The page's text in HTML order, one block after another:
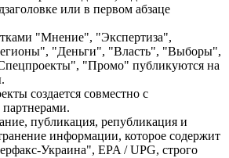
или в первом абзаце
"Мнение", "Экспертиза",
"Деньги", "Власть", "Выборы",
"Промо" публикуются на
создается совместно с
публикация, републикация и
информации, которое содержит
Украина", EPA / UPG, строго